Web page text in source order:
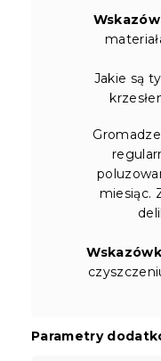
Jakie są
miesiąc.
Parametry